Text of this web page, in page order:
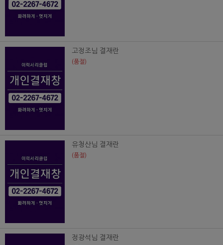
고정조님 결재란
(품절)
유청산님 결재란
(품절)
정광석님 결재란